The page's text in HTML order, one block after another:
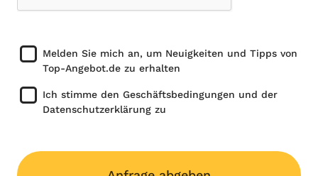
Melden Sie mich an, um Neuigkeiten und Tipps von
Top-Angebot.de zu erhalten
Ich stimme den Geschäftsbedingungen und der
Datenschutzerklärung zu